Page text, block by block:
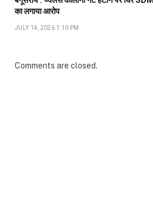
का लगाया आरोप
JULY 14, 2026 1:10 PM
Comments are closed.